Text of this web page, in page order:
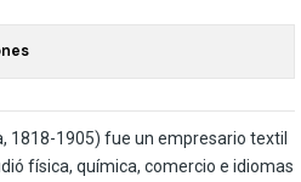
1818-1905) fue un empresario textil
física, química, comercio e idiomas